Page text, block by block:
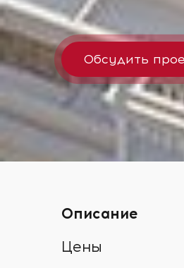
Обсудить
Описание
Цены